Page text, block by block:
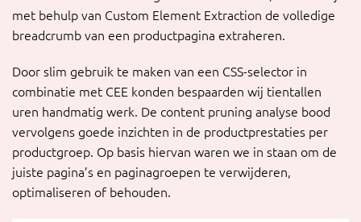
met behulp van Custom Element Extraction de volledige
breadcrumb van een productpagina extraheren.
Door slim gebruik te maken van een CSS-selector in
combinatie met CEE konden bespaarden wij tientallen
uren handmatig werk. De content pruning analyse bood
vervolgens goede inzichten in de productprestaties per
productgroep. Op basis hiervan waren we in staan om de
juiste pagina’s en paginagroepen te verwijderen,
optimaliseren of behouden.